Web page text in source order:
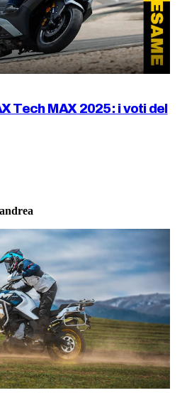
Tech MAX 2025: i voti del